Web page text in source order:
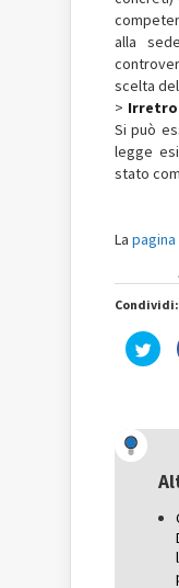
alla
scelta
>
Si può
legge
stato
La pagina
Condividi:
Fai
clic
una